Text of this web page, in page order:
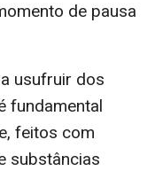
de pausa
usufruir dos
fundamental
feitos com
substâncias